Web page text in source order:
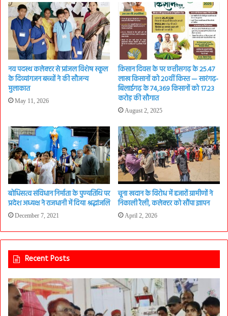
नव पदस्थ कलेक्टर से प्रांजल विशेष स्कूल
के दिव्यांगजन बच्चों ने की सौजन्य
मुलाकात
May 11, 2026
किसान दिवस के पर छत्तीसगढ़ के 25.47
लाख किसानों को 20वीं किस्त — सारंगढ़-
बिलाईगढ़ के 74,369 किसानों को 17.23
करोड़ की सौगात
August 2, 2025
बोधिसत्व संविधान निर्माता के पुण्यतिथि पर
प्रदेश अध्यक्ष ने राजधानी में दिया श्रद्धांजलि
December 7, 2021
चूना खदान के विरोध में हजारों ग्रामीणों ने
निकाली रैली, कलेक्टर को सौंपा ज्ञापन
April 2, 2026
Recent Posts